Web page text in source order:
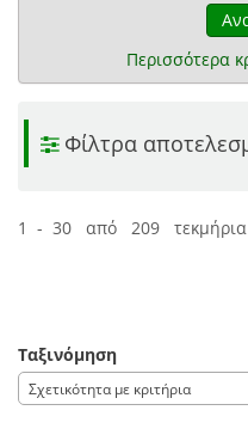
Περισσότερα
Φίλτρα
1 - 30 από 209 τεκμήρια
Ταξινόμηση
Σχετικότητα με κριτήρια